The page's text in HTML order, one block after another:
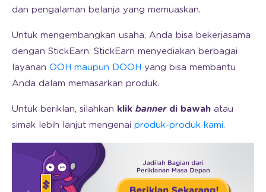
dan pengalaman belanja yang memuaskan.
Untuk mengembangkan usaha, Anda bisa bekerjasama
dengan StickEarn. StickEarn menyediakan berbagai
layanan OOH maupun DOOH yang bisa membantu
Anda dalam memasarkan produk.
Untuk beriklan, silahkan klik bannerdi bawah atau
simak lebih lanjut mengenai produk-produk kami.